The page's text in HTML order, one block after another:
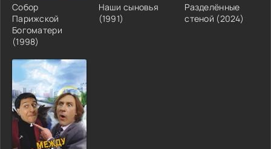
Собор
Парижской
Богоматери
(1998)
Наши сыновья
(1991)
Разделённые
стеной (2024)